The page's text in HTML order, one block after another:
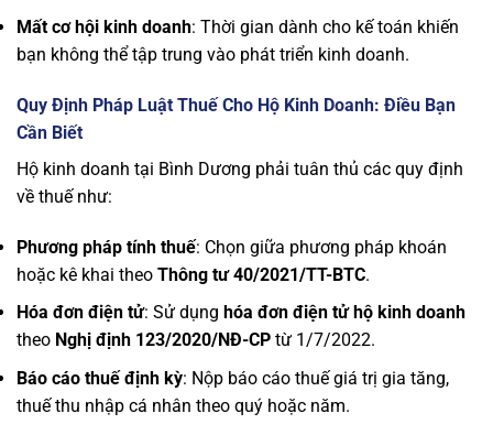
Mất cơ hội kinh doanh: Thời gian dành cho kế toán khiến
bạn không thể tập trung vào phát triển kinh doanh.
Quy Định Pháp Luật Thuế Cho Hộ Kinh Doanh: Điều Bạn
Cần Biết
Hộ kinh doanh tại Bình Dương phải tuân thủ các quy định
về thuế như:
Phương pháp tính thuế: Chọn giữa phương pháp khoán
hoặc kê khai theo Thông tư 40/2021/TT-BTC.
Hóa đơn điện tử: Sử dụng hóa đơn điện tử hộ kinh doanh
theo Nghị định 123/2020/NĐ-CP từ 1/7/2022.
Báo cáo thuế định kỳ: Nộp báo cáo thuế giá trị gia tăng,
thuế thu nhập cá nhân theo quý hoặc năm.